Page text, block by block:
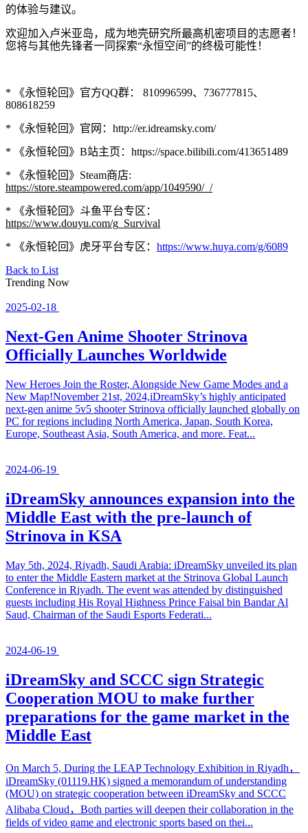
的体验与建议。
欢迎加入卢米亚岛，成为地壳研究所最高机密项目的志愿者！
您将与其他先锋者一同探索“永恒空间”的终极可能性！
* 《永恒轮回》官方QQ群： 810996599、736777815、
808618259
* 《永恒轮回》官网：http://er.idreamsky.com/
* 《永恒轮回》B站主页：https://space.bilibili.com/413651489
* 《永恒轮回》Steam商店:
https://store.steampowered.com/app/1049590/_/
* 《永恒轮回》斗鱼平台专区：
https://www.douyu.com/g_Survival
* 《永恒轮回》虎牙平台专区： https://www.huya.com/g/6089
Back to List
Trending Now
2025-02-18
Next-Gen Anime Shooter Strinova
Officially Launches Worldwide
New Heroes Join the Roster, Alongside New Game Modes and a
New Map!November 21st, 2024,iDreamSky’s highly anticipated
next-gen anime 5v5 shooter Strinova officially launched globally on
PC for regions including North America, Japan, South Korea,
Europe, Southeast Asia, South America, and more. Feat...
2024-06-19
iDreamSky announces expansion into the
Middle East with the pre-launch of
Strinova in KSA
May 5th, 2024, Riyadh, Saudi Arabia: iDreamSky unveiled its plan
to enter the Middle Eastern market at the Strinova Global Launch
Conference in Riyadh. The event was attended by distinguished
guests including His Royal Highness Prince Faisal bin Bandar Al
Saud, Chairman of the Saudi Esports Federati...
2024-06-19
iDreamSky and SCCC sign Strategic
Cooperation MOU to make further
preparations for the game market in the
Middle East
On March 5, During the LEAP Technology Exhibition in Riyadh，
iDreamSky (01119.HK) signed a memorandum of understanding
(MOU) on strategic cooperation between iDreamSky and SCCC
Alibaba Cloud，Both parties will deepen their collaboration in the
fields of video game and electronic sports based on thei...